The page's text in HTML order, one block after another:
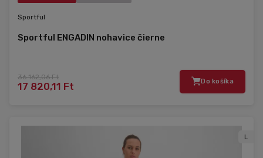
Sportful
Sportful ENGADIN nohavice čierne
36 162,06 Ft
17 820,11 Ft Do košíka
L